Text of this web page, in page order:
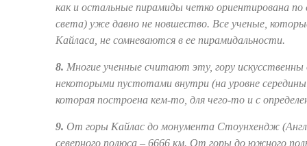
как и остальные пирамиды четко ориентирована
света) уже давно не новшество. Все ученые,
Кайласа, не сомневаются в ее пирамидальности.
8. Многие ученные считают эту, гору искусственны
некоторыми пустотами внутри (на уровне
которая построена кем-то, для чего-то и с
9. От горы Кайлас до монумента Стоунхендж
северного полюса – 6666 км. От горы до южного